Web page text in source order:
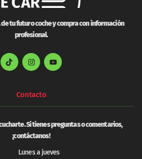
de tu futuro coche y compra con información
profesional.
Contacto
Si tienes preguntas o comentarios,
¡contáctanos!
Lunes a jueves